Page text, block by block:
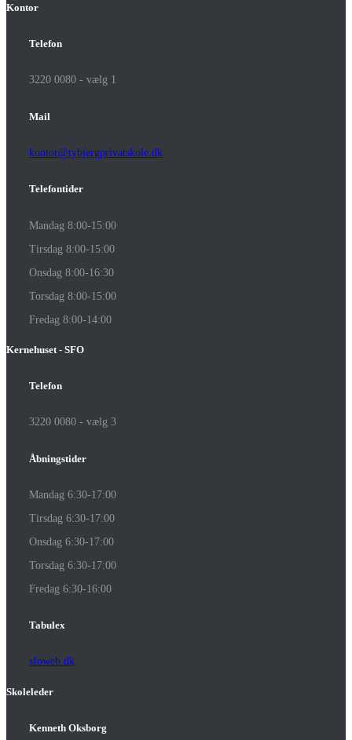
Kontor
Telefon
3220 0080 - vælg 1
Mail
kontor@tybjergprivatskole.dk
Telefontider
Mandag 8:00-15:00
Tirsdag 8:00-15:00
Onsdag 8:00-16:30
Torsdag 8:00-15:00
Fredag 8:00-14:00
Kernehuset - SFO
Telefon
3220 0080 - vælg 3
Åbningstider
Mandag 6:30-17:00
Tirsdag 6:30-17:00
Onsdag 6:30-17:00
Torsdag 6:30-17:00
Fredag 6:30-16:00
Tabulex
sfoweb.dk
Skoleleder
Kenneth Oksborg